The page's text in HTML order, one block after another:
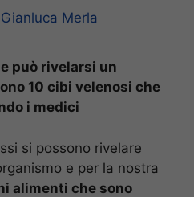
Gianluca Merla
può rivelarsi un
10 cibi velenosi che
i medici
si possono rivelare
e per la nostra
alimenti che sono